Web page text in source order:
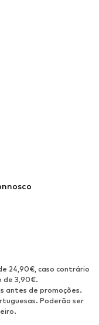
e Sacos de desporto
24,90€, caso contrário
de 3,90€.
antes de promoções.
Poderão ser